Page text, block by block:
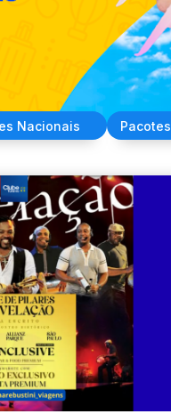
Nacionais Pacotes